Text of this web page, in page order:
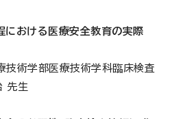
における医療安全教育の実際
術学部医療技術学科臨床検査
先生